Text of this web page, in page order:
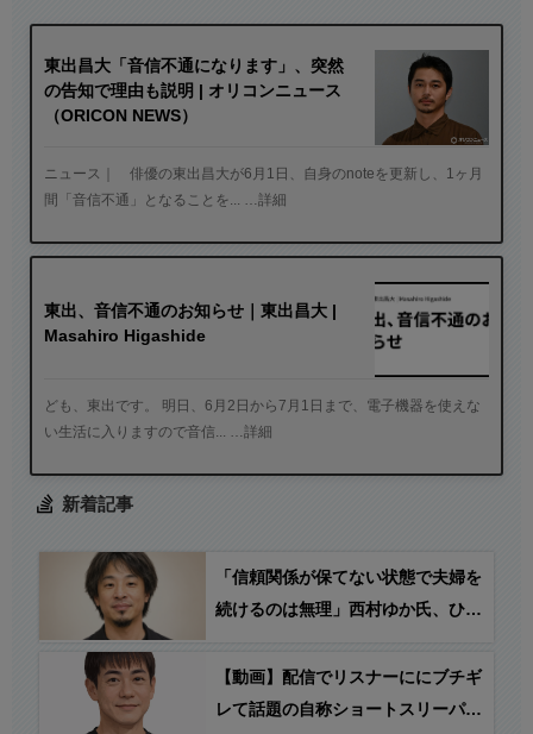
東出昌大「音信不通になります」、突然
の告知で理由も説明 | オリコンニュース
（ORICON NEWS）
ニュース｜ 俳優の東出昌大が6月1日、自身のnoteを更新し、1ヶ月
間「音信不通」となることを... …詳細
東出、音信不通のお知らせ｜東出昌大 |
Masahiro Higashide
ども、東出です。 明日、6月2日から7月1日まで、電子機器を使えな
い生活に入りますので音信... …詳細
新着記事
「信頼関係が保てない状態で夫婦を
続けるのは無理」西村ゆか氏、ひろ
【動画】配信でリスナーににブチギ
レて話題の自称ショートスリーパ